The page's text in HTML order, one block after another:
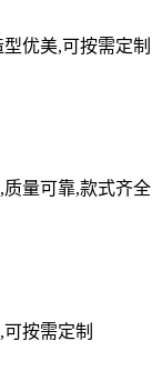
优美,可按需定制
量可靠,款式齐全
按需定制